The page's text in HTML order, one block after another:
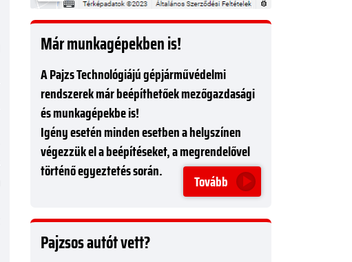
Már munkagépekben is!
A Pajzs Technológiájú gépjárművédelmi
rendszerek már beépíthetőek mezőgazdasági
és munkagépekbe is!
Igény esetén minden esetben a helyszínen
végezzük el a beépítéseket, a megrendelővel
történő egyeztetés során.
Tovább
Pajzsos autót vett?